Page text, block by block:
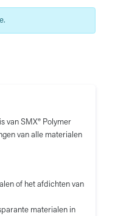
van SMX® Polymer
van alle materialen
of het afdichten van
materialen in